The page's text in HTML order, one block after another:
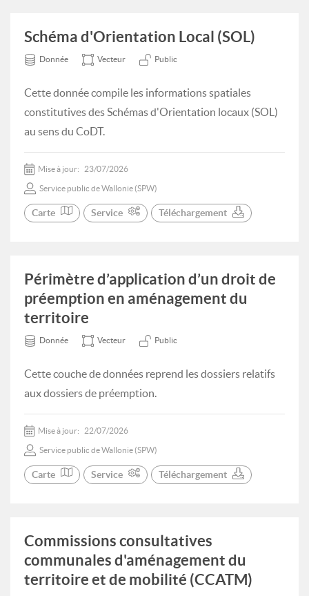
Schéma d'Orientation Local (SOL)
Donnée Vecteur Public
Cette donnée compile les informations spatiales
constitutives des Schémas d'Orientation locaux (SOL)
au sens du CoDT.
Mise à jour: 23/07/2026
Service public de Wallonie (SPW)
Carte Service Téléchargement
Périmètre d’application d’un droit de
préemption en aménagement du
territoire
Donnée Vecteur Public
Cette couche de données reprend les dossiers relatifs
aux dossiers de préemption.
Mise à jour: 22/07/2026
Service public de Wallonie (SPW)
Carte Service Téléchargement
Commissions consultatives
communales d'aménagement du
territoire et de mobilité (CCATM)